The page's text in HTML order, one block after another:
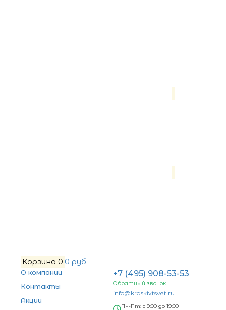
Корзина 0 0 руб
О компании
Контакты
Акции
+7 (495) 908-53-53
Обратный звонок
info@kraskivtsvet.ru
Пн-Пт: с 9:00 до 19:00